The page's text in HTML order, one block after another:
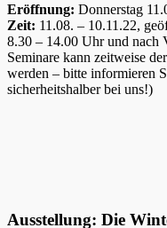
Eröffnung: Donnerstag
Zeit: 11.08. – 10.11.22,
8.30 – 14.00 Uhr und nach
Seminare kann zeitweise
werden – bitte informieren
sicherheitshalber bei uns!)
Ausstellung: Die